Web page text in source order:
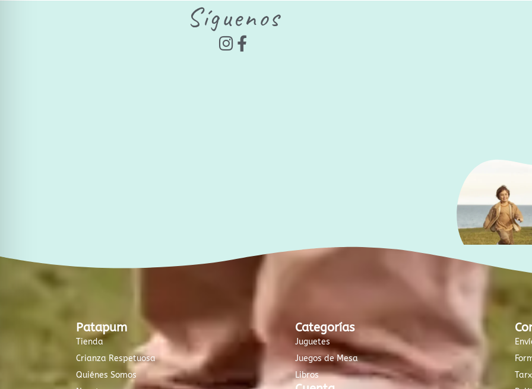
Síguenos
I
F
a
Patapum
Tienda
Crianza Respetuosa
Quiénes Somos
Categorías
Juguetes
Juegos de Mesa
Libros